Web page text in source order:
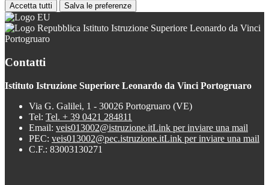
Accetta tutti Salva le preferenze
Istituto Istruzione Superiore Leonardo da Vinci
Portogruaro
Contatti
Istituto Istruzione Superiore Leonardo da Vinci Portogruaro
Via G. Galilei, 1 - 30026 Portogruaro (VE)
Tel: Tel. + 39 0421 284811
Email: veis013002@istruzione.itLink per inviare una mail
PEC: veis013002@pec.istruzione.itLink per inviare una mail
C.F.: 83003130271